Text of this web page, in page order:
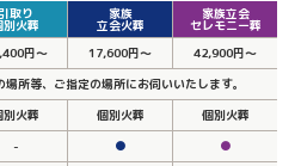
取り
別火葬
家族
立会火葬
家族立会
セレモニー葬
円～ 17,600円～
42,900円～
所等、ご指定の場所にお伺いいたします。
別火葬 個別火葬
個別火葬
- ●
●